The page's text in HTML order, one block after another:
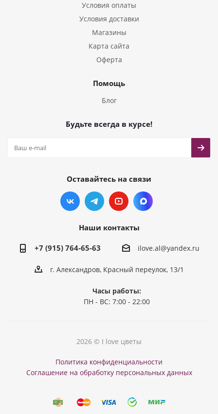
Условия оплаты
Условия доставки
Магазины
Карта сайта
Оферта
Помощь
Блог
Будьте всегда в курсе!
Оставайтесь на связи
Наши контакты
+7 (915) 764-65-63 ilove.al@yandex.ru
г. Александров, Красный переулок, 13/1
Часы работы:
ПН - ВС: 7:00 - 22:00
2026 © I love цветы
Политика конфиденциальности
Соглашение на обработку персональных данных